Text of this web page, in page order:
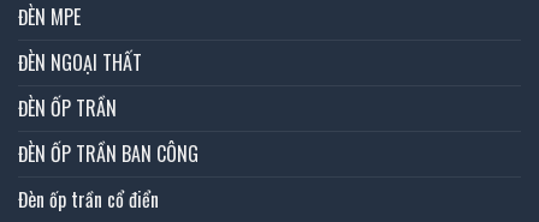
ĐÈN MPE
ĐÈN NGOẠI THẤT
ĐÈN ỐP TRẦN
ĐÈN ỐP TRẦN BAN CÔNG
Đèn ốp trần cổ điển